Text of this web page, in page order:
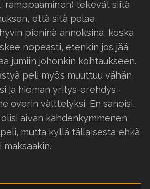
ramppaaminen) tekevät siitä
että sitä pelaa
pieninä annoksina, koska
nopeasti, etenkin jos jää
jumiin johonkin kohtaukseen.
peli myös muuttuu vähän
ja hieman yritys-erehdys -
overin välttelyksi. En sanoisi,
aivan kahdenkymmenen
mutta kyllä tällaisesta ehkä
maksaakin.